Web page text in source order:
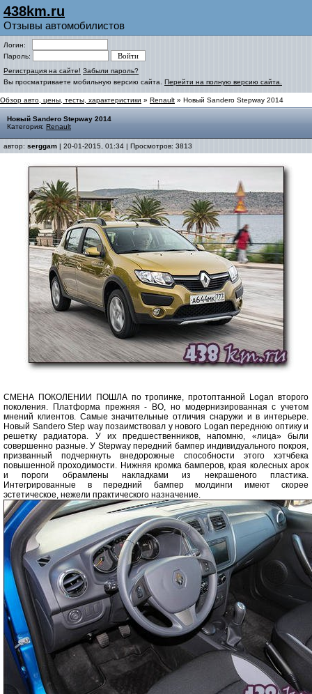
438km.ru
Отзывы автомобилистов
Логин:
Пароль:
Регистрация на сайте! Забыли пароль?
Вы просматриваете мобильную версию сайта. Перейти на полную версию сайта.
Обзор авто, цены, тесты, характеристики » Renault » Новый Sandero Stepway 2014
Новый Sandero Stepway 2014
Категория: Renault
автор: serggam | 20-01-2015, 01:34 | Просмотров: 3813
СМЕНА ПОКОЛЕНИИ ПОШЛА по тропинке, протоптанной Logan второго
поколения. Платформа прежняя - ВО, но модернизированная с учетом
мнений клиентов. Самые значительные отличия снаружи и в интерьере.
Новый Sandero Step way позаимствовал у нового Logan переднюю оптику и
решетку радиатора. У их предшественников, напомню, «лица» были
совершенно разные. У Stepway передний бампер индивидуального покроя,
призванный подчеркнуть внедорожные способности этого хэтчбека
повышенной проходимости. Нижняя кромка бамперов, края колесных арок
и пороги обрамлены накладками из некрашеного пластика.
Интегрированные в передний бампер молдинги имеют скорее
эстетическое, нежели практического назначение.